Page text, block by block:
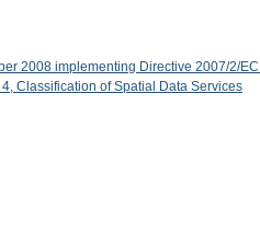
2008 implementing Directive 2007/2/
Classification of Spatial Data Services